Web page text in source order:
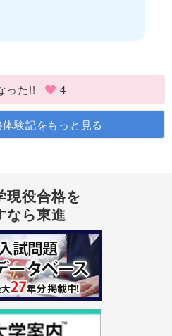
った!! 4
験記をもっと見る
現役合格を
なら東進